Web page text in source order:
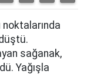
sağanak,
Yağışla